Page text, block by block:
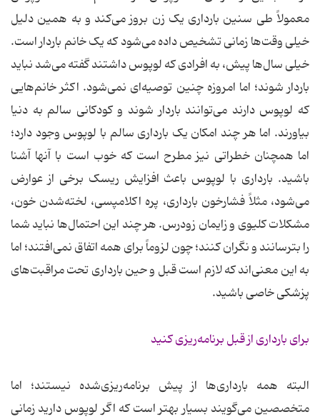
معمولاً طی سنین بارداری یک زن بروز می‌کند و به همین دلیل
خیلی وقت‌ها زمانی تشخیص داده می‌شود که یک خانم باردار است.
خیلی سال‌ها پیش، به افرادی که لوپوس داشتند گفته می‌شد نباید
باردار شوند؛ اما امروزه چنین توصیه‌ای نمی‌شود. اکثر خانم‌هایی
که لوپوس دارند می‌توانند باردار شوند و کودکانی سالم به دنیا
بیاورند. اما هر چند امکان یک بارداری سالم با لوپوس وجود دارد؛
اما همچنان خطراتی نیز مطرح است که خوب است با آنها آشنا
باشید. بارداری با لوپوس باعث افزایش ریسک برخی از عوارض
می‌شود، مثلاً فشارخون بارداری، پره اکلامپسی، لخته‌شدن خون،
مشکلات کلیوی و زایمان زودرس. هر چند این احتمال‌ها نباید شما
را بترسانند و نگران کنند؛ چون لزوماً برای همه اتفاق نمی‌افتند؛ اما
به این معنی‌اند که لازم است قبل و حین بارداری تحت مراقبت‌های
پزشکی خاصی باشید.
برای بارداری از قبل برنامه‌ریزی کنید
البته همه بارداری‌ها از پیش برنامه‌ریزی‌شده نیستند؛ اما
متخصصین می‌گویند بسیار بهتر است که اگر لوپوس دارید زمانی